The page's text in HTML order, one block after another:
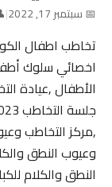
📅 سبتمبر 17, 2022 |
تخاطب اطفال
اخصائي سلوك
الأطفال ,عيادة
,مركز التخاطب
وعيوب النطق
النطق والكلام